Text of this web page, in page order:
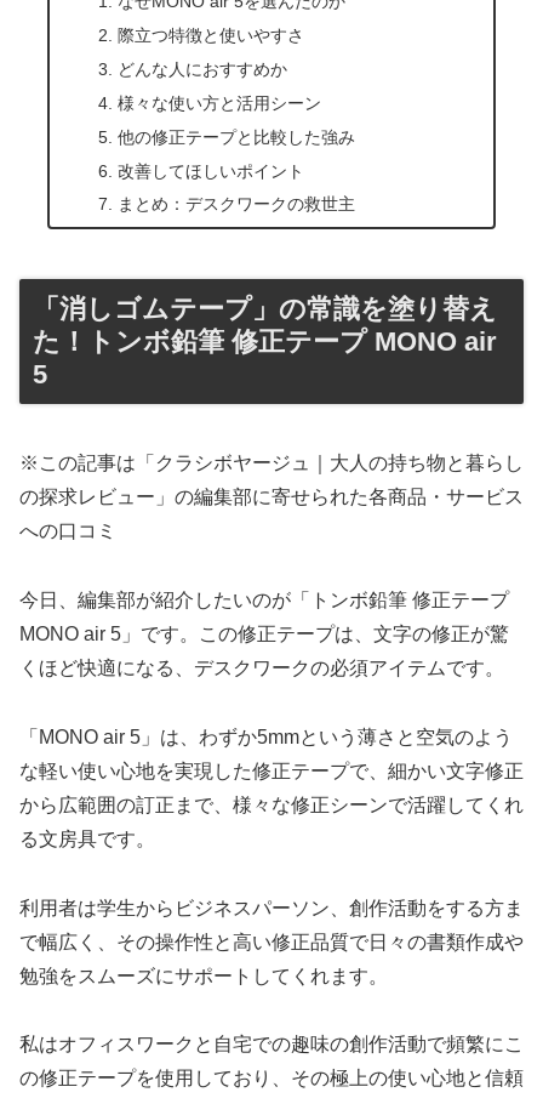
際立つ特徴と使いやすさ
どんな人におすすめか
様々な使い方と活用シーン
他の修正テープと比較した強み
改善してほしいポイント
まとめ：デスクワークの救世主
「消しゴムテープ」の常識を塗り替え
た！トンボ鉛筆 修正テープ MONO air
5
※この記事は「クラシボヤージュ｜大人の持ち物と暮らし
の探求レビュー」の編集部に寄せられた各商品・サービス
への口コミ
今日、編集部が紹介したいのが「トンボ鉛筆 修正テープ
MONO air 5」です。この修正テープは、文字の修正が驚
くほど快適になる、デスクワークの必須アイテムです。
「MONO air 5」は、わずか5mmという薄さと空気のよう
な軽い使い心地を実現した修正テープで、細かい文字修正
から広範囲の訂正まで、様々な修正シーンで活躍してくれ
る文房具です。
利用者は学生からビジネスパーソン、創作活動をする方ま
で幅広く、その操作性と高い修正品質で日々の書類作成や
勉強をスムーズにサポートしてくれます。
私はオフィスワークと自宅での趣味の創作活動で頻繁にこ
の修正テープを使用しており、その極上の使い心地と信頼